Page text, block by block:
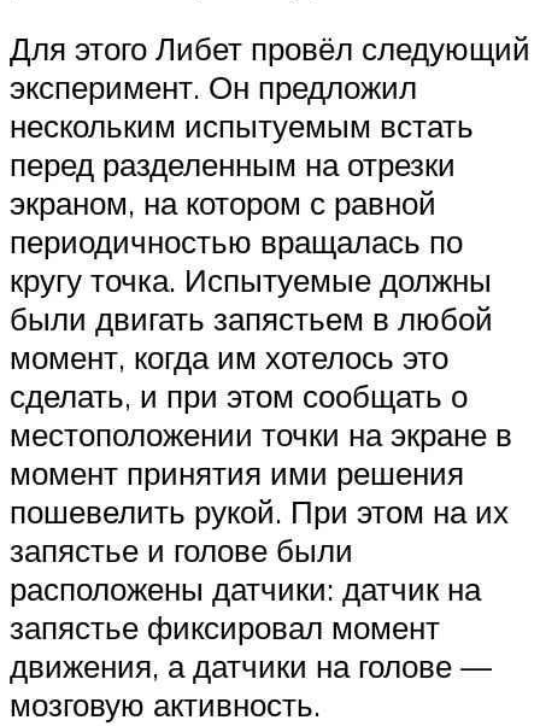
Для этого Либет провёл следующий
эксперимент. Он предложил
нескольким испытуемым встать
перед разделенным на отрезки
экраном, на котором с равной
периодичностью вращалась по
кругу точка. Испытуемые должны
были двигать запястьем в любой
момент, когда им хотелось это
сделать, и при этом сообщать о
местоположении точки на экране в
момент принятия ими решения
пошевелить рукой. При этом на их
запястье и голове были
расположены датчики: датчик на
запястье фиксировал момент
движения, а датчики на голове —
мозговую активность.